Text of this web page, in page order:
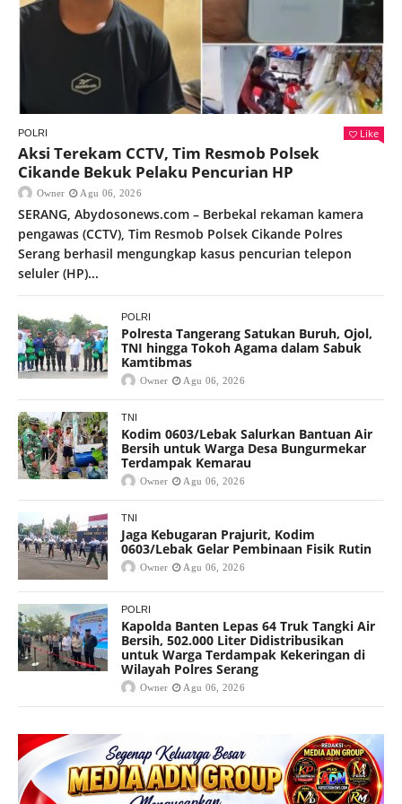
POLRI Like
Aksi Terekam CCTV, Tim Resmob Polsek
Cikande Bekuk Pelaku Pencurian HP
Owner Agu 06, 2026
SERANG, Abydosonews.com – Berbekal rekaman kamera
pengawas (CCTV), Tim Resmob Polsek Cikande Polres
Serang berhasil mengungkap kasus pencurian telepon
seluler (HP)...
POLRI
Polresta Tangerang Satukan Buruh, Ojol,
TNI hingga Tokoh Agama dalam Sabuk
Kamtibmas
Owner Agu 06, 2026
TNI
Kodim 0603/Lebak Salurkan Bantuan Air
Bersih untuk Warga Desa Bungurmekar
Terdampak Kemarau
Owner Agu 06, 2026
TNI
Jaga Kebugaran Prajurit, Kodim
0603/Lebak Gelar Pembinaan Fisik Rutin
Owner Agu 06, 2026
POLRI
Kapolda Banten Lepas 64 Truk Tangki Air
Bersih, 502.000 Liter Didistribusikan
untuk Warga Terdampak Kekeringan di
Wilayah Polres Serang
Owner Agu 06, 2026